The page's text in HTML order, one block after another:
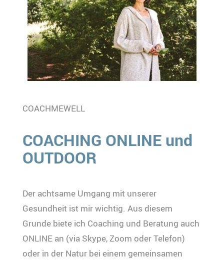
COACHMEWELL
COACHING ONLINE und
OUTDOOR
Der achtsame Umgang mit unserer
Gesundheit ist mir wichtig. Aus diesem
Grunde biete ich Coaching und Beratung auch
ONLINE an (via Skype, Zoom oder Telefon)
oder in der Natur bei einem gemeinsamen